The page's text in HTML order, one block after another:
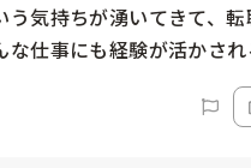
気持ちが湧いてきて、転
仕事にも経験が活かされ